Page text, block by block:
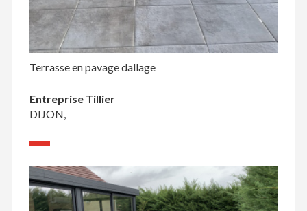
Terrasse en pavage dallage
Entreprise Tillier
DIJON,